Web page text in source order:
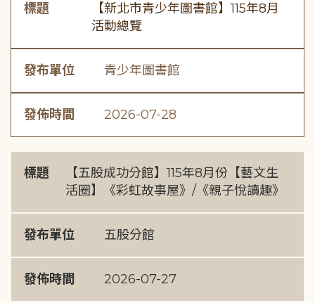
標題
【新北市青少年圖書館】115年8月
活動總覽
發布單位 青少年圖書館
發佈時間 2026-07-28
標題
【五股成功分館】115年8月份【藝文生
活圈】《彩虹故事屋》/《親子悅讀趣》
發布單位 五股分館
發佈時間 2026-07-27